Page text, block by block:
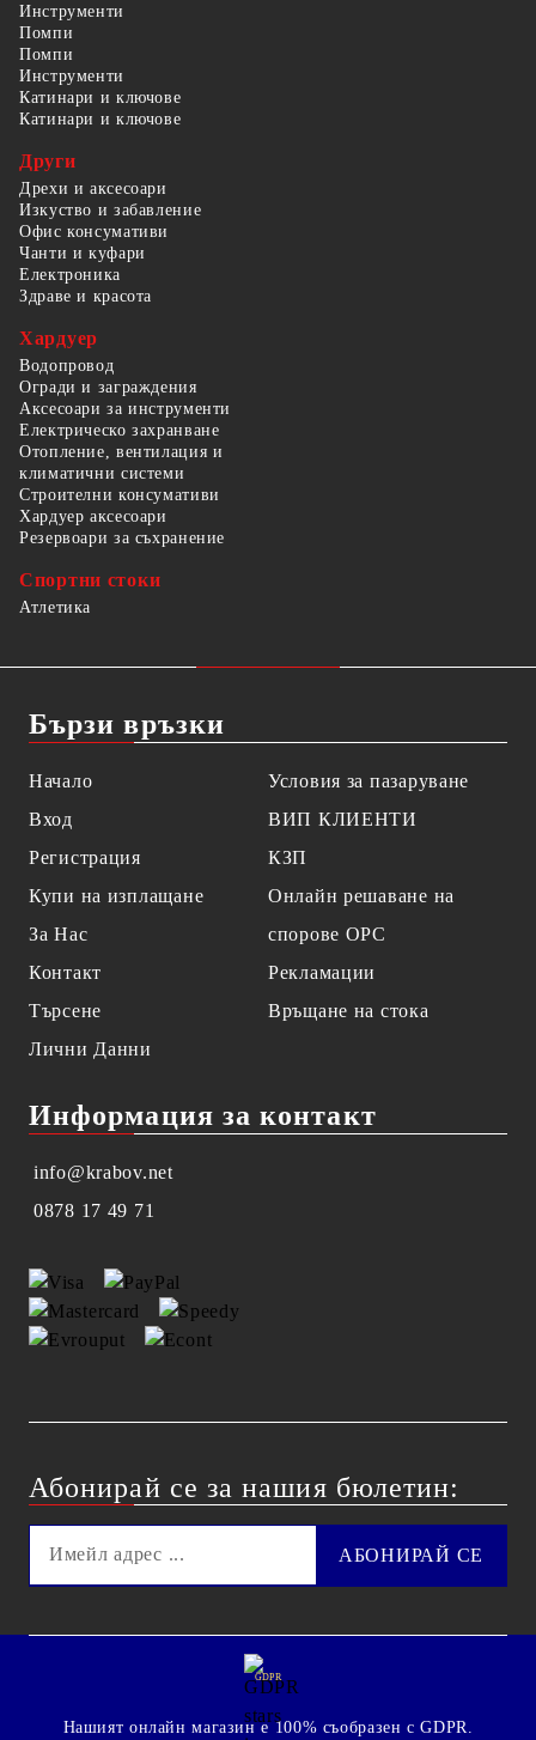
Инструменти
Помпи
Помпи
Инструменти
Катинари и ключове
Катинари и ключове
Други
Дрехи и аксесоари
Изкуство и забавление
Офис консумативи
Чанти и куфари
Електроника
Здраве и красота
Хардуер
Водопровод
Огради и заграждения
Аксесоари за инструменти
Електрическо захранване
Отопление, вентилация и
климатични системи
Строителни консумативи
Хардуер аксесоари
Резервоари за съхранение
Спортни стоки
Атлетика
Бързи връзки
Начало
Вход
Регистрация
Купи на изплащане
За Нас
Контакт
Търсене
Лични Данни
Условия за пазаруване
ВИП КЛИЕНТИ
КЗП
Онлайн решаване на
спорове OPC
Рекламации
Връщане на стока
Информация за контакт
info@krabov.net
0878 17 49 71
Абонирай се за нашия бюлетин:
GDPR
Нашият онлайн магазин е 100% съобразен с GDPR.